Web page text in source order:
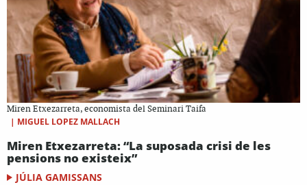
Miren Etxezarreta, economista del Seminari Taifa
| MIGUEL LOPEZ MALLACH
Miren Etxezarreta: “La suposada crisi de les
pensions no existeix”
JÚLIA GAMISSANS